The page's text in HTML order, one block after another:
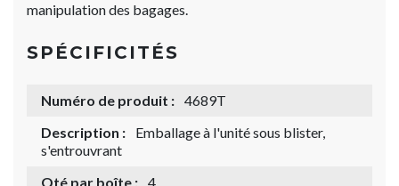
manipulation des bagages.
SPÉCIFICITÉS
Numéro de produit : 4689T
Description :
Emballage à l'unité sous blister,
s'entrouvrant
Qté par boîte : 4